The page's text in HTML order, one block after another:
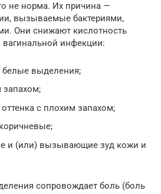
не норма. Их причина —
вызываемые бактериями,
Они снижают кислотность
инфекции:
белые выделения;
с плохим запахом;
и (или) вызывающие зуд кожи и
сопровождает боль (боль